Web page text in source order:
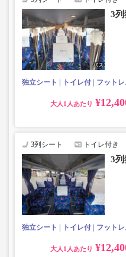
3
独立シート トイレ付 フットレ
大人
3列シート トイレ付き
3
独立シート トイレ付 フットレ
大人